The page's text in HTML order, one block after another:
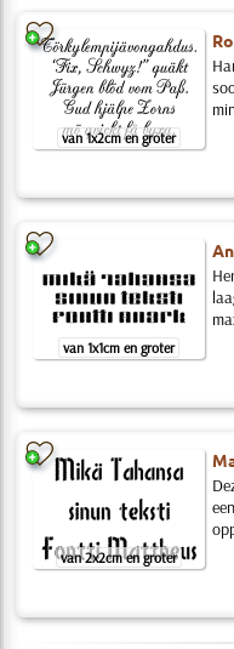
van 1x2cm en groter
van 1x1cm en groter
van 2x2cm en groter